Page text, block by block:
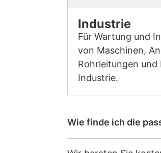
Industrie
Für Wartung und
von Maschinen,
Rohrleitungen und
Industrie.
Wie finde ich die